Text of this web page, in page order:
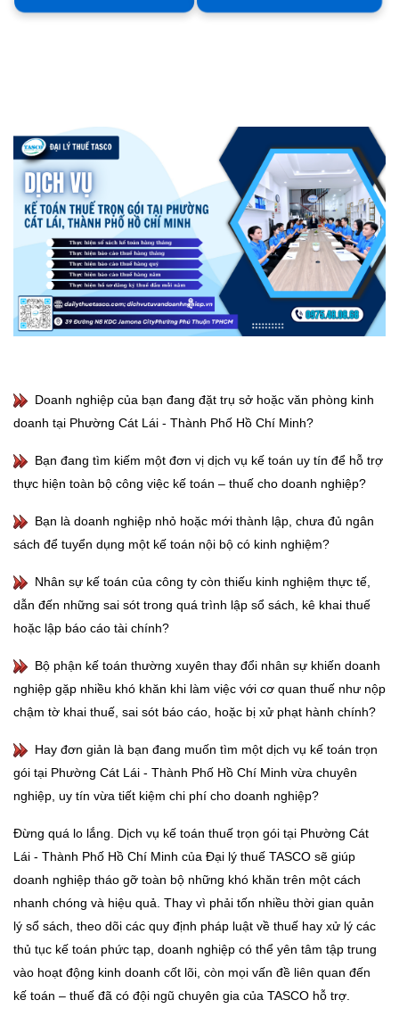
Doanh nghiệp của bạn đang đặt trụ sở hoặc văn phòng kinh
doanh tại Phường Cát Lái - Thành Phố Hồ Chí Minh?
Bạn đang tìm kiếm một đơn vị dịch vụ kế toán uy tín để hỗ trợ
thực hiện toàn bộ công việc kế toán – thuế cho doanh nghiệp?
Bạn là doanh nghiệp nhỏ hoặc mới thành lập, chưa đủ ngân
sách để tuyển dụng một kế toán nội bộ có kinh nghiệm?
Nhân sự kế toán của công ty còn thiếu kinh nghiệm thực tế,
dẫn đến những sai sót trong quá trình lập sổ sách, kê khai thuế
hoặc lập báo cáo tài chính?
Bộ phận kế toán thường xuyên thay đổi nhân sự khiến doanh
nghiệp gặp nhiều khó khăn khi làm việc với cơ quan thuế như nộp
chậm tờ khai thuế, sai sót báo cáo, hoặc bị xử phạt hành chính?
Hay đơn giản là bạn đang muốn tìm một dịch vụ kế toán trọn
gói tại Phường Cát Lái - Thành Phố Hồ Chí Minh vừa chuyên
nghiệp, uy tín vừa tiết kiệm chi phí cho doanh nghiệp?
Đừng quá lo lắng. Dịch vụ kế toán thuế trọn gói tại Phường Cát
Lái - Thành Phố Hồ Chí Minh của Đại lý thuế TASCO sẽ giúp
doanh nghiệp tháo gỡ toàn bộ những khó khăn trên một cách
nhanh chóng và hiệu quả. Thay vì phải tốn nhiều thời gian quản
lý sổ sách, theo dõi các quy định pháp luật về thuế hay xử lý các
thủ tục kế toán phức tạp, doanh nghiệp có thể yên tâm tập trung
vào hoạt động kinh doanh cốt lõi, còn mọi vấn đề liên quan đến
kế toán – thuế đã có đội ngũ chuyên gia của TASCO hỗ trợ.